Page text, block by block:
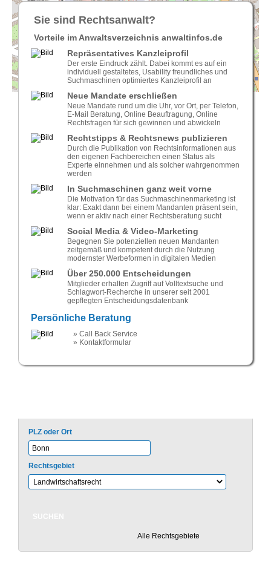
Sie sind Rechtsanwalt?
Vorteile im Anwaltsverzeichnis anwaltinfos.de
Repräsentatives Kanzleiprofil
Der erste Eindruck zählt. Dabei kommt es auf ein
individuell gestaltetes, Usability freundliches und
Suchmaschinen optimiertes Kanzleiprofil an
Neue Mandate erschließen
Neue Mandate rund um die Uhr, vor Ort, per Telefon,
E-Mail Beratung, Online Beauftragung, Online
Rechtsfragen für sich gewinnen und abwickeln
Rechtstipps & Rechtsnews publizieren
Durch die Publikation von Rechtsinformationen aus
den eigenen Fachbereichen einen Status als
Experte einnehmen und als solcher wahrgenommen
werden
In Suchmaschinen ganz weit vorne
Die Motivation für das Suchmaschinenmarketing ist
klar: Exakt dann bei einem Mandanten präsent sein,
wenn er aktiv nach einer Rechtsberatung sucht
Social Media & Video-Marketing
Begegnen Sie potenziellen neuen Mandanten
zeitgemäß und kompetent durch die Nutzung
modernster Werbeformen in digitalen Medien
Über 250.000 Entscheidungen
Mitglieder erhalten Zugriff auf Volltextsuche und
Schlagwort-Recherche in unserer seit 2001
gepflegten Entscheidungsdatenbank
Persönliche Beratung
» Call Back Service
» Kontaktformular
PLZ oder Ort
Rechtsgebiet
Alle Rechtsgebiete